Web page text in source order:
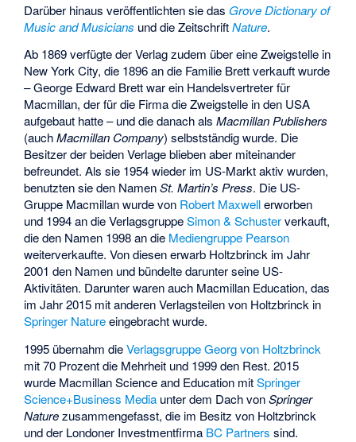
Darüber hinaus veröffentlichten sie das Grove Dictionary of
Music and Musicians und die ZeitschriftNature.
Ab 1869 verfügte der Verlag zudem über eine Zweigstelle in
New York City, die 1896 an die Familie Brett verkauft wurde
– George Edward Brett war ein Handelsvertreter für
Macmillan, der für die Firma die Zweigstelle in den USA
aufgebaut hatte – und die danach alsMacmillan Publishers
(auchMacmillan Company) selbstständig wurde. Die
Besitzer der beiden Verlage blieben aber miteinander
befreundet. Als sie 1954 wieder im US-Markt aktiv wurden,
benutzten sie den NamenSt. Martin’s Press. Die US-
Gruppe Macmillan wurde von Robert Maxwellerworben
und 1994 an die VerlagsgruppeSimon & Schusterverkauft,
die den Namen 1998 an die Mediengruppe Pearson
weiterverkaufte. Von diesen erwarb Holtzbrinck im Jahr
2001 den Namen und bündelte darunter seine US-
Aktivitäten. Darunter waren auch Macmillan Education, das
im Jahr 2015 mit anderen Verlagsteilen von Holtzbrinck in
Springer Natureeingebracht wurde.
1995 übernahm dieVerlagsgruppe Georg von Holtzbrinck
mit 70 Prozent die Mehrheit und 1999 den Rest. 2015
wurde Macmillan Science and Education mitSpringer
Science+Business Media unter dem Dach vonSpringer
Naturezusammengefasst, die im Besitz von Holtzbrinck
und der Londoner Investmentfirma BC Partners sind.